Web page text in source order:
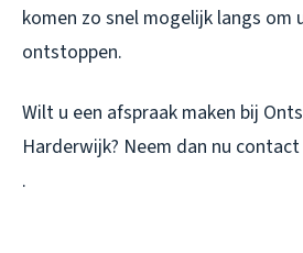
komen zo snel mogelijk langs
ontstoppen.
Wilt u een afspraak maken bij
Harderwijk? Neem dan nu
.